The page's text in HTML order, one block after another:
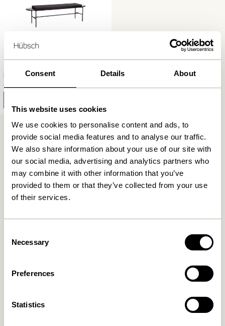
Consent Details About
This website uses cookies
We use cookies to personalise content and ads, to
provide social media features and to analyse our traffic.
We also share information about your use of our site with
our social media, advertising and analytics partners who
may combine it with other information that you’ve
provided to them or that they’ve collected from your use
of their services.
Selection
Necessary
Preferences
Statistics
Norm Bænk Sort
4.449,00
Fri fragt ved køb over